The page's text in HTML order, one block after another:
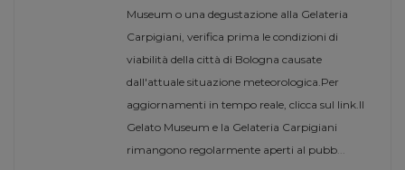
Museum o una degustazione alla Gelateria
Carpigiani, verifica prima le condizioni di
viabilità della città di Bologna causate
dall'attuale situazione meteorologica.Per
aggiornamenti in tempo reale, clicca sul link.Il
Gelato Museum e la Gelateria Carpigiani
rimangono regolarmente aperti al pubb...